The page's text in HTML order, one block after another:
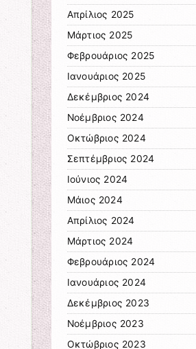
Απρίλιος 2025
Μάρτιος 2025
Φεβρουάριος 2025
Ιανουάριος 2025
Δεκέμβριος 2024
Νοέμβριος 2024
Οκτώβριος 2024
Σεπτέμβριος 2024
Ιούνιος 2024
Μάιος 2024
Απρίλιος 2024
Μάρτιος 2024
Φεβρουάριος 2024
Ιανουάριος 2024
Δεκέμβριος 2023
Νοέμβριος 2023
Οκτώβριος 2023